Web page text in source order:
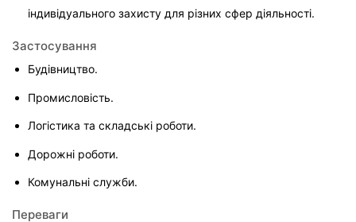
індивідуального захисту для різних сфер діяльності.
Застосування
Будівництво.
Промисловість.
Логістика та складські роботи.
Дорожні роботи.
Комунальні служби.
Переваги